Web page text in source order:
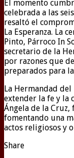
El momento
celebrada a las
resaltó el
La Esperanza. La
Pinto, Párroco In
secretario de la
por razones que
preparados para
La Hermandad
extender la fe y la
Ángela de la
fomentando una
actos religiosos y
Share